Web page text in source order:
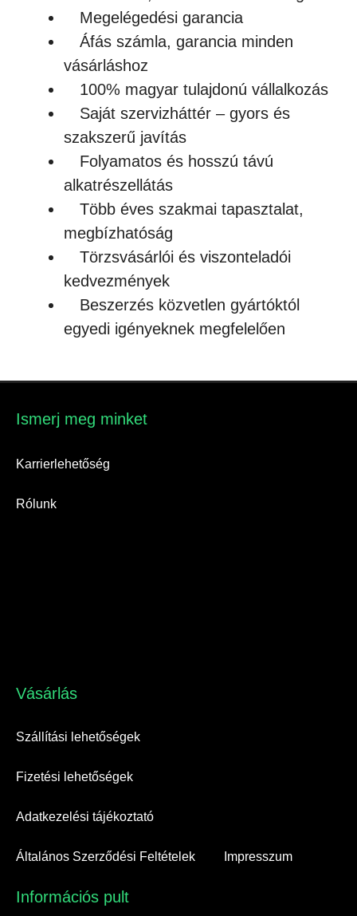
Megelégedési garancia
Áfás számla, garancia minden
vásárláshoz
100% magyar tulajdonú vállalkozás
Saját szervizháttér – gyors és
szakszerű javítás
Folyamatos és hosszú távú
alkatrészellátás
Több éves szakmai tapasztalat,
megbízhatóság
Törzsvásárlói és viszonteladói
kedvezmények
Beszerzés közvetlen gyártóktól
egyedi igényeknek megfelelően
Ismerj meg minket​
Karrierlehetőség
Rólunk
Vásárlás​
Szállítási lehetőségek
Fizetési lehetőségek
Adatkezelési tájékoztató
Általános Szerződési Feltételek Impresszum
Információs pult​